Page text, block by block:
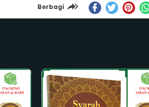
Berbagi